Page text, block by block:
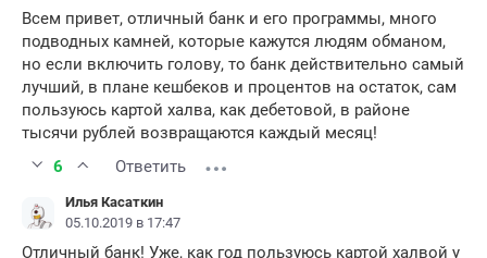
Всем привет, отличный банк и его программы, много
подводных камней, которые кажутся людям обманом,
но если включить голову, то банк действительно самый
лучший, в плане кешбеков и процентов на остаток, сам
пользуюсь картой халва, как дебетовой, в районе
тысячи рублей возвращаются каждый месяц!
6
Ответить
Илья Касаткин
05.10.2019 в 17:47
Отличный банк! Уже, как год пользуюсь картой халвой у